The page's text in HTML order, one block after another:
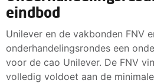
eindbod
Unilever en de vakbonden FNV
onderhandelingsrondes een
voor de cao Unilever. De FNV
volledig voldoet aan de